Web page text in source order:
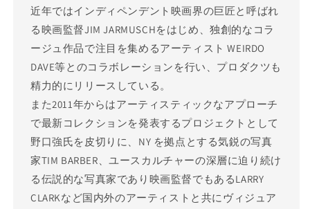
近年ではインディペンデント映画界の巨匠と呼ばれ
る映画監督JIM JARMUSCHをはじめ、独創的なコラ
ージュ作品で注目を集めるアーティスト WEIRDO
DAVE等とのコラボレーションを行い、プロダクツも
精力的にリリースしている。
また2011年からはアーティスティックなアプローチ
で最新コレクションを発表するプロジェクトとして
野口強氏を皮切りに、NY を拠点とする気鋭の写真
家TIM BARBER、ユースカルチャーの深層に迫り続け
る伝説的な写真家であり映画監督でもあるLARRY
CLARKなど国内外のアーティストと共にヴィジュア